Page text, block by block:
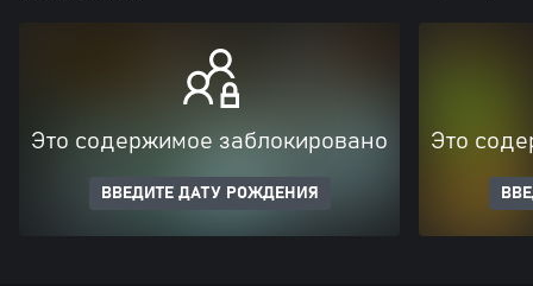
Это содержимое заблокировано
ВВЕДИТЕ ДАТУ РОЖДЕНИЯ
Это